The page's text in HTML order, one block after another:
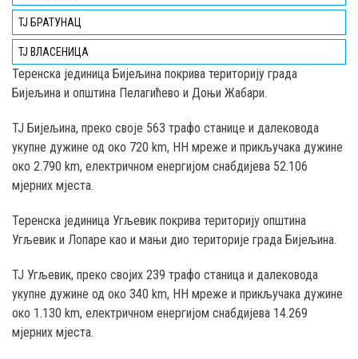
ТЈ БРАТУНАЦ
ТЈ ВЛАСЕНИЦА
Teренска јединица Бијељина покрива територију града
Бијељина и општина Пелагићево и Доњи Жабари.
ТЈ Бијељина, преко својe 563 трафо станице и далековода
укупне дужине од око 720 km, НН мреже и прикључака дужине
око 2.790 km, електричном енергијом снабдијева 52.106
мјерних мјеста.
Теренска јединица Угљевик покрива територију општина
Угљевик и Лопаре као и мањи дио територије градa Бијељина.
ТЈ Угљевик, преко својих 239 трафо станица и далековода
укупне дужине од око 340 km, НН мреже и прикључака дужине
око 1.130 km, електричном енергијом снабдијева 14.269
мјерних мјеста.